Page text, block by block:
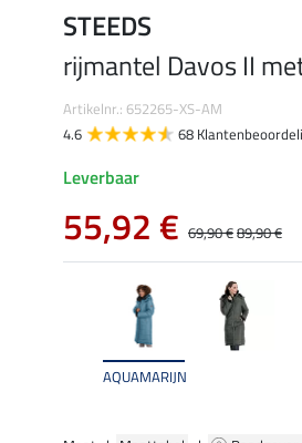
AQUAMARIJN
STEEDS
rijmantel Davos II
Artikelnr.: 652265-XS-AM
4.6
68
Leverbaar
55,92 € 69,90 €89,90 €